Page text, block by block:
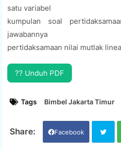
satu variabel
kumpulan soal
jawabannya
pertidaksamaan nilai mutlak
?? Unduh PDF
Tags Bimbel Jakarta Timur
Facebook